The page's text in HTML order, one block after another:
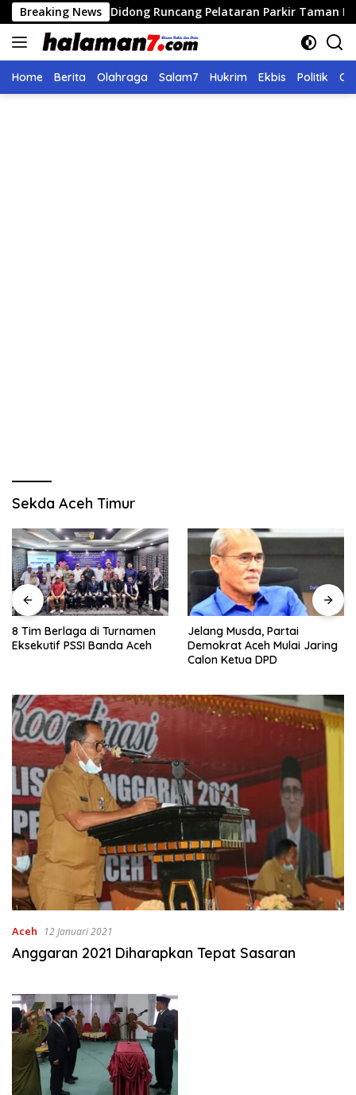
Langsung
ke
konten
Breaking News
Didong Runcang Pelataran Parkir Taman Ratu Safiatuddin
Home Berita Olahraga Salam7 Hukrim Ekbis Politik
Sekda Aceh Timur
8 Tim Berlaga di Turnamen
Eksekutif PSSI Banda Aceh
Jelang Musda, Partai
Demokrat Aceh Mulai Jaring
Calon Ketua DPD
Aceh 12 Januari 2021
Anggaran 2021 Diharapkan Tepat Sasaran